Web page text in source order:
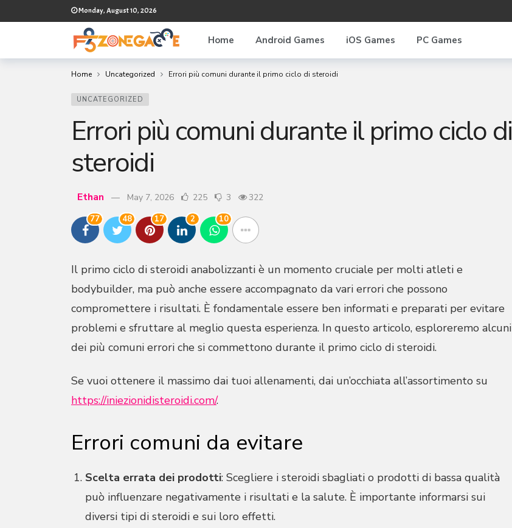
Monday, August 10, 2026
Home Android Games iOS Games PC Games
Home Uncategorized Errori più comuni durante il primo ciclo di steroidi
UNCATEGORIZED
Errori più comuni durante il primo ciclo di
steroidi
Ethan May 7, 2026 225 3 322
77 48 17 2 10
Il primo ciclo di steroidi anabolizzanti è un momento cruciale per molti atleti e
bodybuilder, ma può anche essere accompagnato da vari errori che possono
compromettere i risultati. È fondamentale essere ben informati e preparati per evitare
problemi e sfruttare al meglio questa esperienza. In questo articolo, esploreremo alcuni
dei più comuni errori che si commettono durante il primo ciclo di steroidi.
Se vuoi ottenere il massimo dai tuoi allenamenti, dai un’occhiata all’assortimento su
https://iniezionidisteroidi.com/.
Errori comuni da evitare
Scelta errata dei prodotti: Scegliere i steroidi sbagliati o prodotti di bassa qualità
può influenzare negativamente i risultati e la salute. È importante informarsi sui
diversi tipi di steroidi e sui loro effetti.